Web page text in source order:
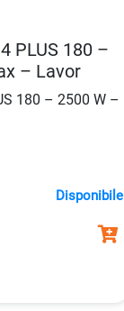
PLUS 180 –
– Lavor
180 – 2500 W –
Disponibile